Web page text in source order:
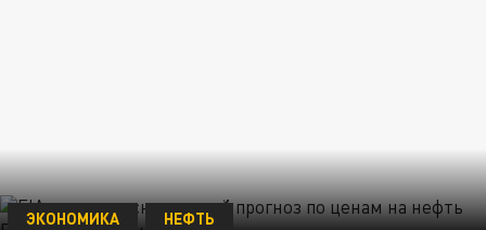
ЭКОНОМИКА НЕФТЬ